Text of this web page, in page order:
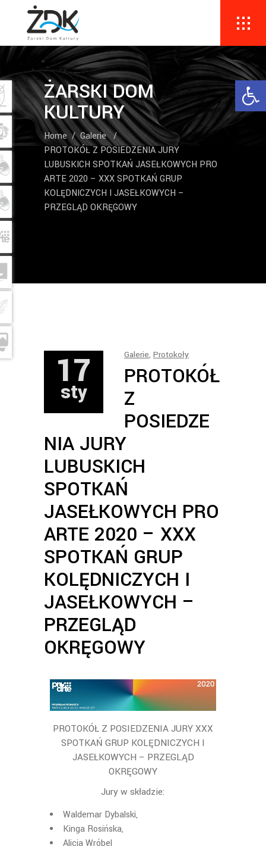
ŻARSKI DOM
KULTURY
Home/Galerie/
PROTOKÓŁ Z POSIEDZENIA JURY
LUBUSKICH SPOTKAŃ JASEŁKOWYCH PRO
ARTE 2020 – XXX SPOTKAŃ GRUP
KOLĘDNICZYCH I JASEŁKOWYCH –
PRZEGLĄD OKRĘGOWY
17
sty
Galerie, Protokoły
PROTOKÓŁ
Z
POSIEDZE
NIA JURY
LUBUSKICH
SPOTKAŃ
JASEŁKOWYCH PRO
ARTE 2020 – XXX
SPOTKAŃ GRUP
KOLĘDNICZYCH I
JASEŁKOWYCH –
PRZEGLĄD
OKRĘGOWY
PROTOKÓŁ Z POSIEDZENIA JURY XXX
SPOTKAŃ GRUP KOLĘDNICZYCH I
JASEŁKOWYCH – PRZEGLĄD
OKRĘGOWY
Jury w składzie:
Waldemar Dybalski,
Kinga Rosińska,
Alicja Wróbel